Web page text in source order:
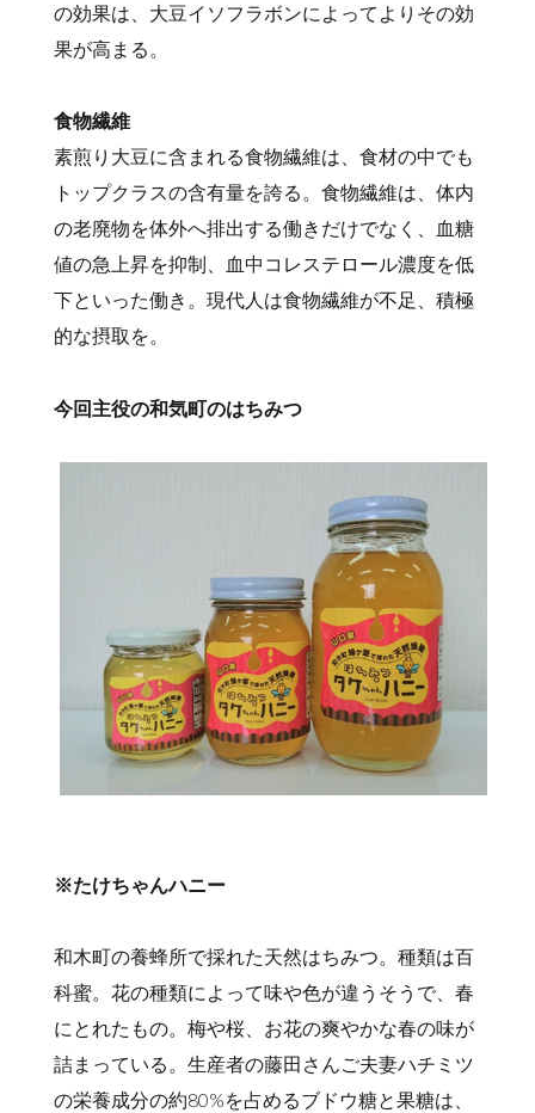
の効果は、大豆イソフラボンによってよりその効
果が高まる。
食物繊維
素煎り大豆に含まれる食物繊維は、食材の中でも
トップクラスの含有量を誇る。食物繊維は、体内
の老廃物を体外へ排出する働きだけでなく、血糖
値の急上昇を抑制、血中コレステロール濃度を低
下といった働き。現代人は食物繊維が不足、積極
的な摂取を。
今回主役の和気町のはちみつ
※たけちゃんハニー
和木町の養蜂所で採れた天然はちみつ。種類は百
科蜜。花の種類によって味や色が違うそうで、春
にとれたもの。梅や桜、お花の爽やかな春の味が
詰まっている。生産者の藤田さんご夫妻ハチミツ
の栄養成分の約80%を占めるブドウ糖と果糖は、